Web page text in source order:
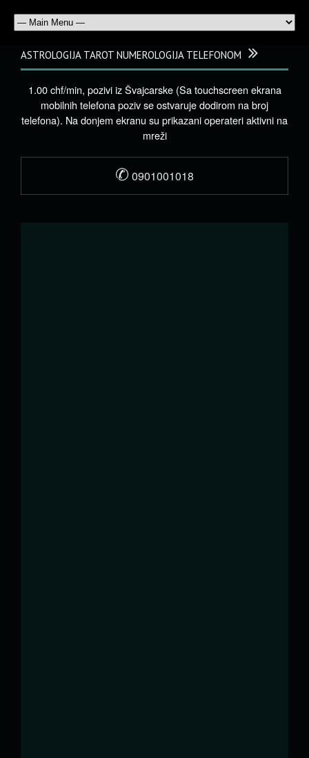
ASTROLOGIJA TAROT NUMEROLOGIJA TELEFONOM
1.00 chf/min, pozivi iz Švajcarske (Sa touchscreen ekrana
mobilnih telefona poziv se ostvaruje dodirom na broj
telefona). Na donjem ekranu su prikazani operateri aktivni na
mreži
✆ 0901001018